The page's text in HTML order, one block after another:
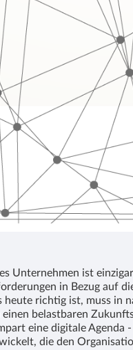
Unternehmen ist
in Bezug auf
heute richtig ist, muss in
einen belastbaren
eine digitale Agenda
die den